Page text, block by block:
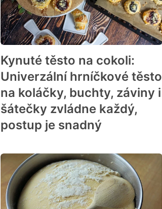
Kynuté těsto na cokoli:
Univerzální hrníčkové těsto
na koláčky, buchty, záviny i
šátečky zvládne každý,
postup je snadný